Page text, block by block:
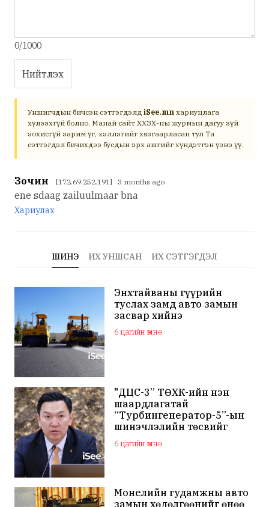
0/1000
Нийтлэх
Уншигчдын бичсэн сэтгэгдэлд iSee.mn хариуцлага
хүлээхгүй болно. Манай сайт ХХЗХ-ны журмын дагуу зүй
зохисгүй зарим үг, хэллэгийг хязгаарласан тул Та
сэтгэгдэл бичихдээ бусдын эрх ашгийг хүндэтгэн үзнэ үү.
Зочин [172.69.252.191] 3 months ago
ene sdaag zailuulmaar bna
Хариулах
ШИНЭ ИХ УНШСАН ИХ СЭТГЭГДЭЛ
Энхтайваны гүүрийн
туслах замд авто замын
засвар хийнэ
6 цагийн өмнө
"ДЦС-3” ТӨХК-ийн нэн
шаардлагатай
“Турбингенератор-5”-ын
шинэчлэлийн төсвийг
шийдвэрлэхээр болов
6 цагийн өмнө
Монелийн гудамжны авто
замын хөдөлгөөнийг өнөө